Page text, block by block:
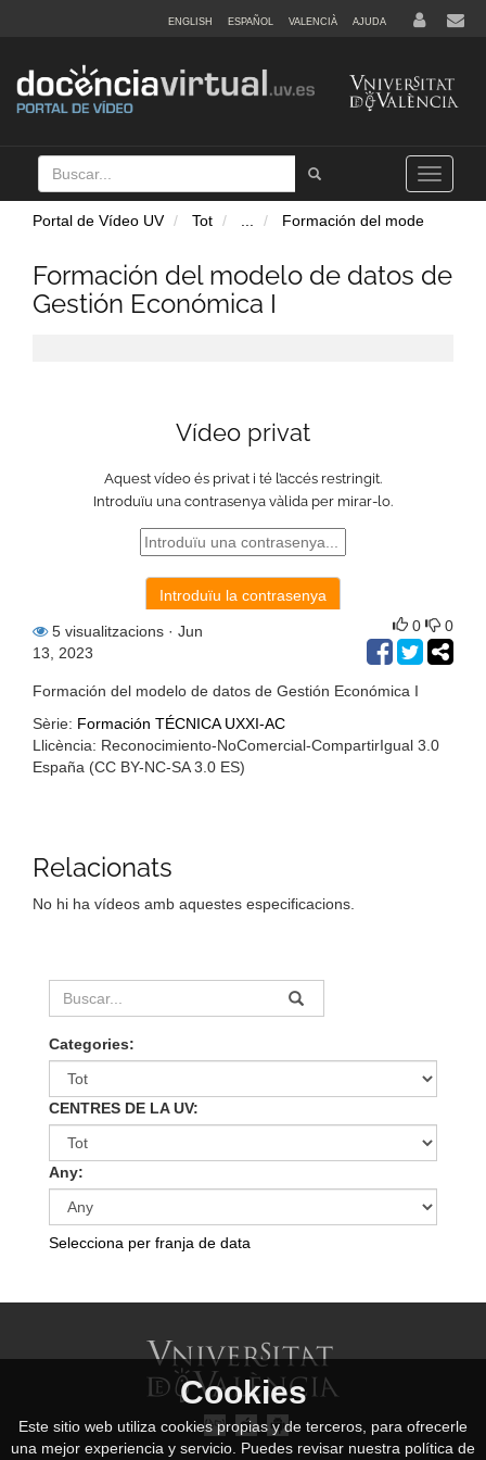
ENGLISH ESPAÑOL VALENCIÀ AJUDA
Buscar
Tramet
Toggle
navigation
Portal de Vídeo UV Tot Formación del mode
Formación del modelo de datos de
Gestión Económica I
5 visualitzacions · Jun
13, 2023
0 0
Formación del modelo de datos de Gestión Económica I
Sèrie: Formación TÉCNICA UXXI-AC
Llicència: Reconocimiento-NoComercial-CompartirIgual 3.0
España (CC BY-NC-SA 3.0 ES)
Relacionats
No hi ha vídeos amb aquestes especificacions.
Categories:
CENTRES DE LA UV:
Any:
Selecciona per franja de data
Cookies
Este sitio web utiliza cookies propias y de terceros, para ofrecerle
una mejor experiencia y servicio. Puedes revisar nuestra política de